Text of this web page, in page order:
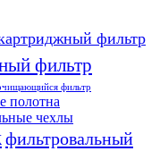
фильтр
фильтр
фильтр
полотна
чехлы
фильтровальный